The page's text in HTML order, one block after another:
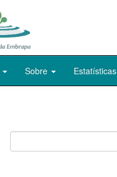
Sobre Estatísticas